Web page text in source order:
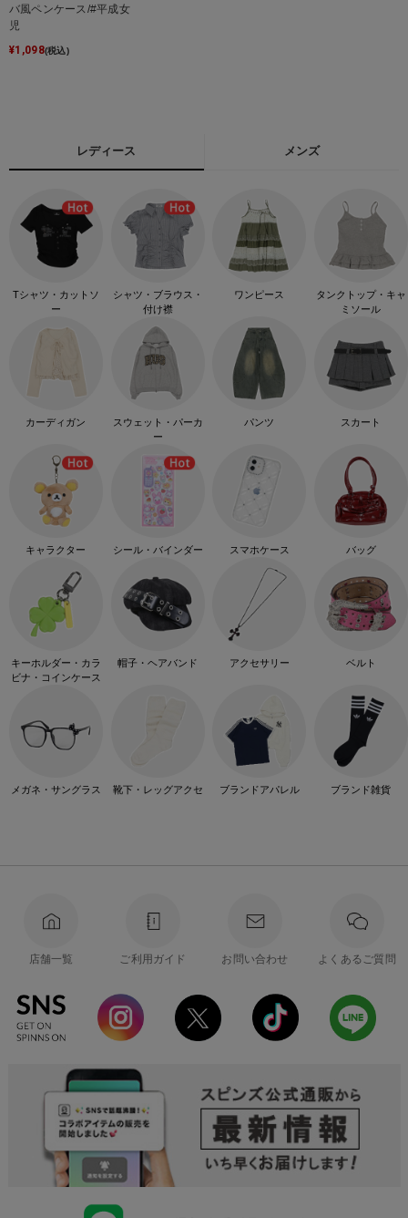
バ風ペンケース/#平成女
児
¥1,098(税込)
レディース メンズ
Tシャツ・カットソ
ー
シャツ・ブラウス・
付け襟
ワンピース
タンクトップ・キャ
ミソール
カーディガン
スウェット・パーカ
ー
パンツ スカート
キャラクター シール・バインダー スマホケース バッグ
キーホルダー・カラ
ビナ・コインケース
帽子・ヘアバンド アクセサリー ベルト
メガネ・サングラス 靴下・レッグアクセ ブランドアパレル ブランド雑貨
店舗一覧 ご利用ガイド お問い合わせ よくあるご質問